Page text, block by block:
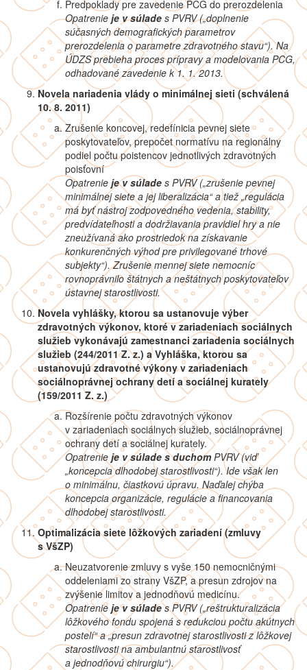
Predpoklady pre zavedenie PCG do prerozdelenia
Opatrenie je v súlade s PVRV („doplnenie
súčasných demografických parametrov
prerozdelenia o parametre zdravotného stavu“). Na
ÚDZS prebieha proces prípravy a modelovania PCG,
odhadované zavedenie k 1. 1. 2013.
Novela nariadenia vlády o minimálnej sieti (schválená
10. 8. 2011)
Zrušenie koncovej, redefínicia pevnej siete
poskytovateľov, prepočet normatívu na regionálny
podiel počtu poistencov jednotlivých zdravotných
poisťovní
Opatrenie je v súlade s PVRV („zrušenie pevnej
minimálnej siete a jej liberalizácia“ a tiež „regulácia
má byť nástroj zodpovedného vedenia, stability,
predvídateľnosti a dodržiavania pravidiel hry a nie
zneužívaná ako prostriedok na získavanie
konkurenčných výhod pre privilegované trhové
subjekty“). Zrušenie mennej siete nemocníc
rovnoprávnilo štátnych a neštátnych poskytovateľov
ústavnej starostlivosti.
Novela vyhlášky, ktorou sa ustanovuje výber
zdravotných výkonov, ktoré v zariadeniach sociálnych
služieb vykonávajú zamestnanci zariadenia sociálnych
služieb (244/2011 Z. z.) a Vyhláška, ktorou sa
ustanovujú zdravotné výkony v zariadeniach
sociálnoprávnej ochrany detí a sociálnej kurately
(159/2011 Z. z.)
Rozšírenie počtu zdravotných výkonov
v zariadeniach sociálnych služieb, sociálnoprávnej
ochrany detí a sociálnej kurately.
Opatrenie je v súlade s duchomPVRV (viď
„koncepcia dlhodobej starostlivosti“). Ide však len
o minimálnu, čiastkovú úpravu. Naďalej chýba
koncepcia organizácie, regulácie a financovania
dlhodobej starostlivosti.
Optimalizácia siete lôžkových zariadení (zmluvy
s VšZP)
Neuzatvorenie zmluvy s vyše 150 nemocničnými
oddeleniami zo strany VšZP, a presun zdrojov na
zvýšenie limitov a jednodňovú medicínu.
Opatrenie je v súlades PVRV („reštrukturalizácia
lôžkového fondu spojená s redukciou počtu akútnych
postelí“ a „presun zdravotnej starostlivosti z lôžkovej
starostlivosti na ambulantnú starostlivosť
a jednodňovú chirurgiu“).